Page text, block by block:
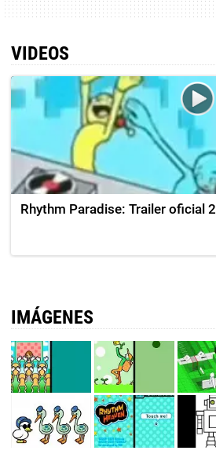
VIDEOS
Rhythm Paradise: Trailer oficial 2
IMÁGENES